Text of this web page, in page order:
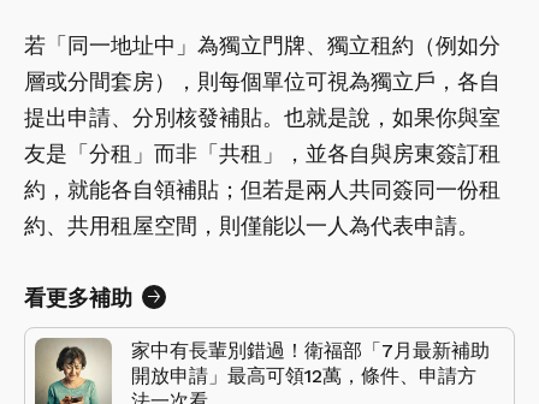
若「同一地址中」為獨立門牌、獨立租約（例如分
層或分間套房），則每個單位可視為獨立戶，各自
提出申請、分別核發補貼。也就是說，如果你與室
友是「分租」而非「共租」，並各自與房東簽訂租
約，就能各自領補貼；但若是兩人共同簽同一份租
約、共用租屋空間，則僅能以一人為代表申請。
看更多補助
家中有長輩別錯過！衛福部「7月最新補助
開放申請」最高可領12萬，條件、申請方